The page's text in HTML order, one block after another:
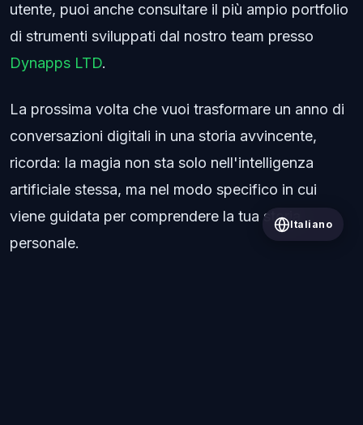
utente, puoi anche consultare il più ampio portfolio
di strumenti sviluppati dal nostro team presso
Dynapps LTD.
La prossima volta che vuoi trasformare un anno di
conversazioni digitali in una storia avvincente,
ricorda: la magia non sta solo nell'intelligenza
artificiale stessa, ma nel modo specifico in cui
viene guidata per comprendere la tua storia
personale.
Italiano